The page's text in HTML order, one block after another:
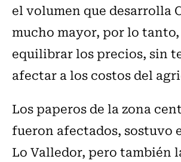
el volumen que desarrolla
mucho mayor, por lo
equilibrar los precios, sin
afectar a los costos del
Los paperos de la zona
fueron afectados, sostuvo
Lo Valledor, pero también